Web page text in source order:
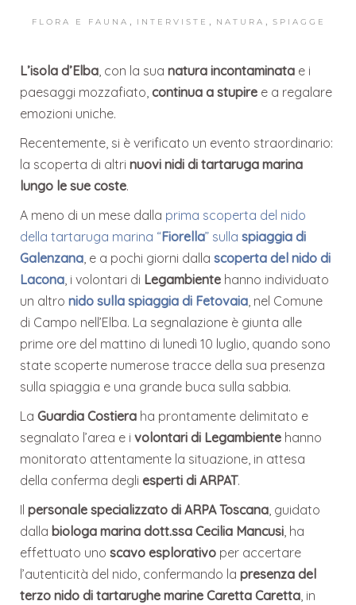
FLORA E FAUNA , INTERVISTE , NATURA , SPIAGGE
L’isola d’Elba, con la suanatura incontaminata e i
paesaggi mozzafiato,continua a stupire e a regalare
emozioni uniche.
Recentemente, si è verificato un evento straordinario:
la scoperta di altri nuovi nidi di tartaruga marina
lungo le sue coste.
A meno di un mese dalla prima scoperta del nido
della tartaruga marina “Fiorella” sullaspiaggia di
Galenzana, e a pochi giorni dallascoperta del nido di
Lacona, i volontari di Legambiente hanno individuato
un altronido sulla spiaggia di Fetovaia, nel Comune
di Campo nell’Elba. La segnalazione è giunta alle
prime ore del mattino di lunedì 10 luglio, quando sono
state scoperte numerose tracce della sua presenza
sulla spiaggia e una grande buca sulla sabbia.
LaGuardia Costiera ha prontamente delimitato e
segnalato l’area e ivolontari di Legambiente hanno
monitorato attentamente la situazione, in attesa
della conferma degliesperti di ARPAT.
Ilpersonale specializzato di ARPA Toscana, guidato
dallabiologa marina dott.ssa Cecilia Mancusi, ha
effettuato unoscavo esplorativo per accertare
l’autenticità del nido, confermando lapresenza del
terzo nido di tartarughe marine Caretta Caretta, in